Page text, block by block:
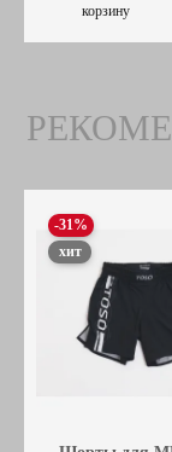
-31%
хит